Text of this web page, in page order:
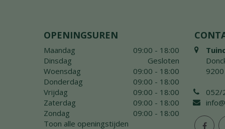
OPENINGSUREN
Maandag
09:00 - 18:00
Dinsdag
Gesloten
Woensdag
09:00 - 18:00
Donderdag
09:00 - 18:00
Vrijdag
09:00 - 18:00
Zaterdag
09:00 - 18:00
Zondag
09:00 - 18:00
Toon alle openingstijden
052/